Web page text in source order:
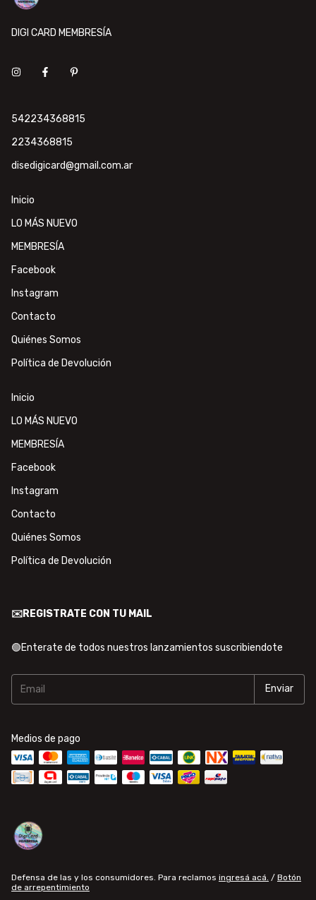
DIGI CARD MEMBRESÍA
542234368815
2234368815
disedigicard@gmail.com.ar
Inicio
LO MÁS NUEVO
MEMBRESÍA
Facebook
Instagram
Contacto
Quiénes Somos
Política de Devolución
Inicio
LO MÁS NUEVO
MEMBRESÍA
Facebook
Instagram
Contacto
Quiénes Somos
Política de Devolución
✉️REGISTRATE CON TU MAIL
🟢Enterate de todos nuestros lanzamientos suscribiendote
Medios de pago
Defensa de las y los consumidores. Para reclamos ingresá acá. / Botón
de arrepentimiento